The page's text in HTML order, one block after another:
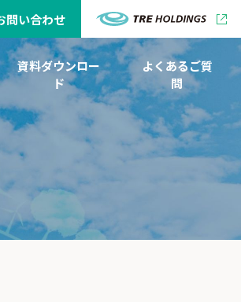
問い合わせ
資料ダウンロー
ド
よくあるご質
問